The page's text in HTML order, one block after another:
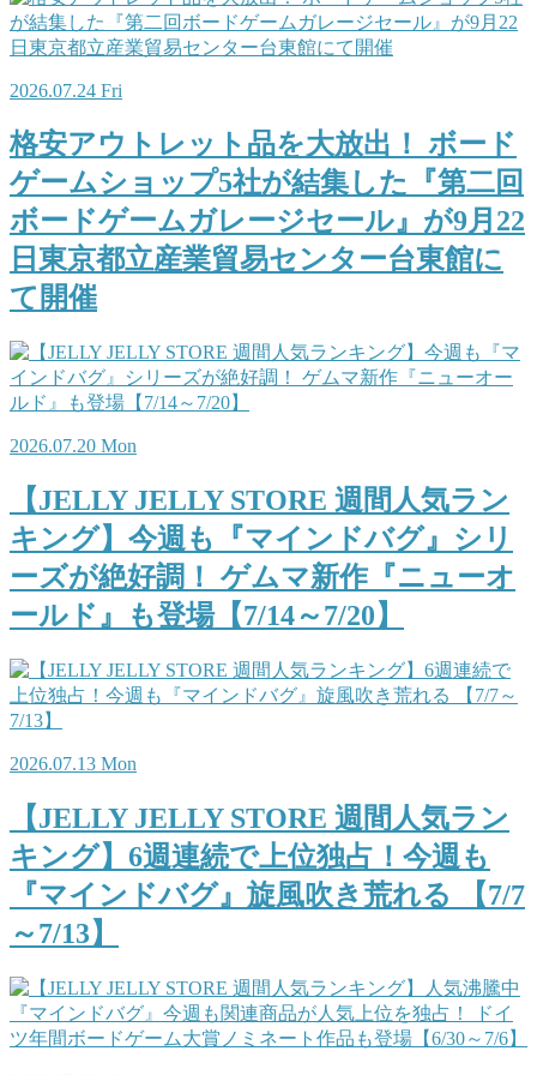
2026.07.24 Fri
格安アウトレット品を大放出！ ボード
ゲームショップ5社が結集した『第二回
ボードゲームガレージセール』が9月22
日東京都立産業貿易センター台東館に
て開催
2026.07.20 Mon
【JELLY JELLY STORE 週間人気ラン
キング】今週も『マインドバグ』シリ
ーズが絶好調！ ゲムマ新作『ニューオ
ールド』も登場【7/14～7/20】
2026.07.13 Mon
【JELLY JELLY STORE 週間人気ラン
キング】6週連続で上位独占！今週も
『マインドバグ』旋風吹き荒れる 【7/7
～7/13】